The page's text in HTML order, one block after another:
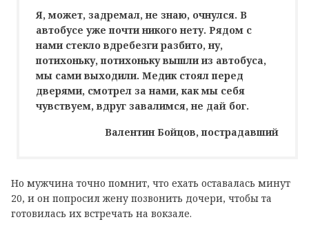
Я, может, задремал, не знаю, очнулся. В
автобусе уже почти никого нету. Рядом с
нами стекло вдребезги разбито, ну,
потихоньку, потихоньку вышли из автобуса,
мы сами выходили. Медик стоял перед
дверями, смотрел за нами, как мы себя
чувствуем, вдруг завалимся, не дай бог.
Валентин Бойцов, пострадавший
Но мужчина точно помнит, что ехать оставалась минут
20, и он попросил жену позвонить дочери, чтобы та
готовилась их встречать на вокзале.